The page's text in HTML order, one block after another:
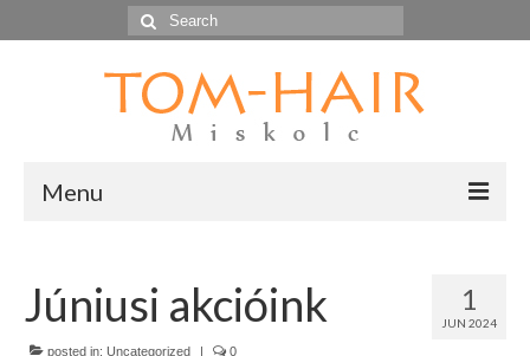
Search
for:
Menu
Hírek 1
JUN 2024
Júniusi akcióink
posted in: Uncategorized | 0